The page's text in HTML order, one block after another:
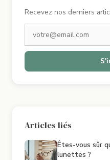
Recevez nos derniers
Articles liés
Êtes-vous sûr
lunettes ?